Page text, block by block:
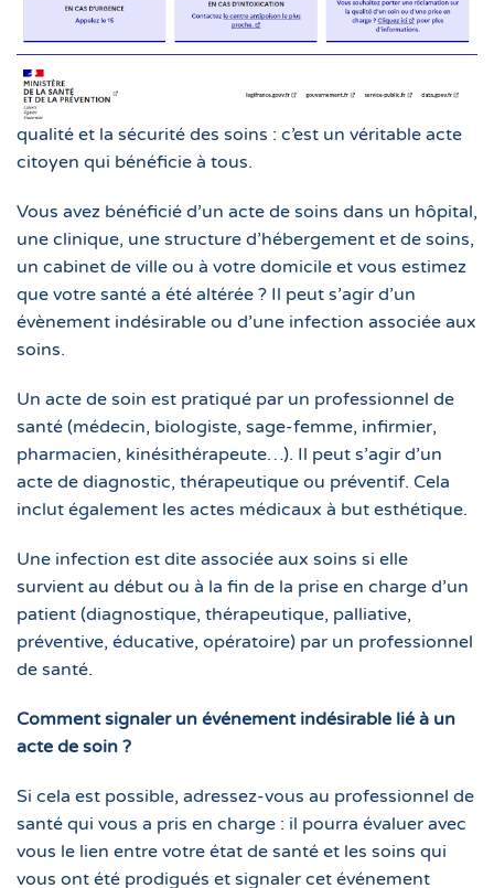
qualité et la sécurité des soins : c’est un véritable acte
citoyen qui bénéficie à tous.
Vous avez bénéficié d’un acte de soins dans un hôpital,
une clinique, une structure d’hébergement et de soins,
un cabinet de ville ou à votre domicile et vous estimez
que votre santé a été altérée ? Il peut s’agir d’un
évènement indésirable ou d’une infection associée aux
soins.
Un acte de soin est pratiqué par un professionnel de
santé (médecin, biologiste, sage-femme, infirmier,
pharmacien, kinésithérapeute…). Il peut s’agir d’un
acte de diagnostic, thérapeutique ou préventif. Cela
inclut également les actes médicaux à but esthétique.
Une infection est dite associée aux soins si elle
survient au début ou à la fin de la prise en charge d’un
patient (diagnostique, thérapeutique, palliative,
préventive, éducative, opératoire) par un professionnel
de santé.
Comment signaler un événement indésirable lié à un
acte de soin ?
Si cela est possible, adressez-vous au professionnel de
santé qui vous a pris en charge : il pourra évaluer avec
vous le lien entre votre état de santé et les soins qui
vous ont été prodigués et signaler cet événement